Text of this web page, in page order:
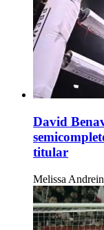
David
titular
Melissa